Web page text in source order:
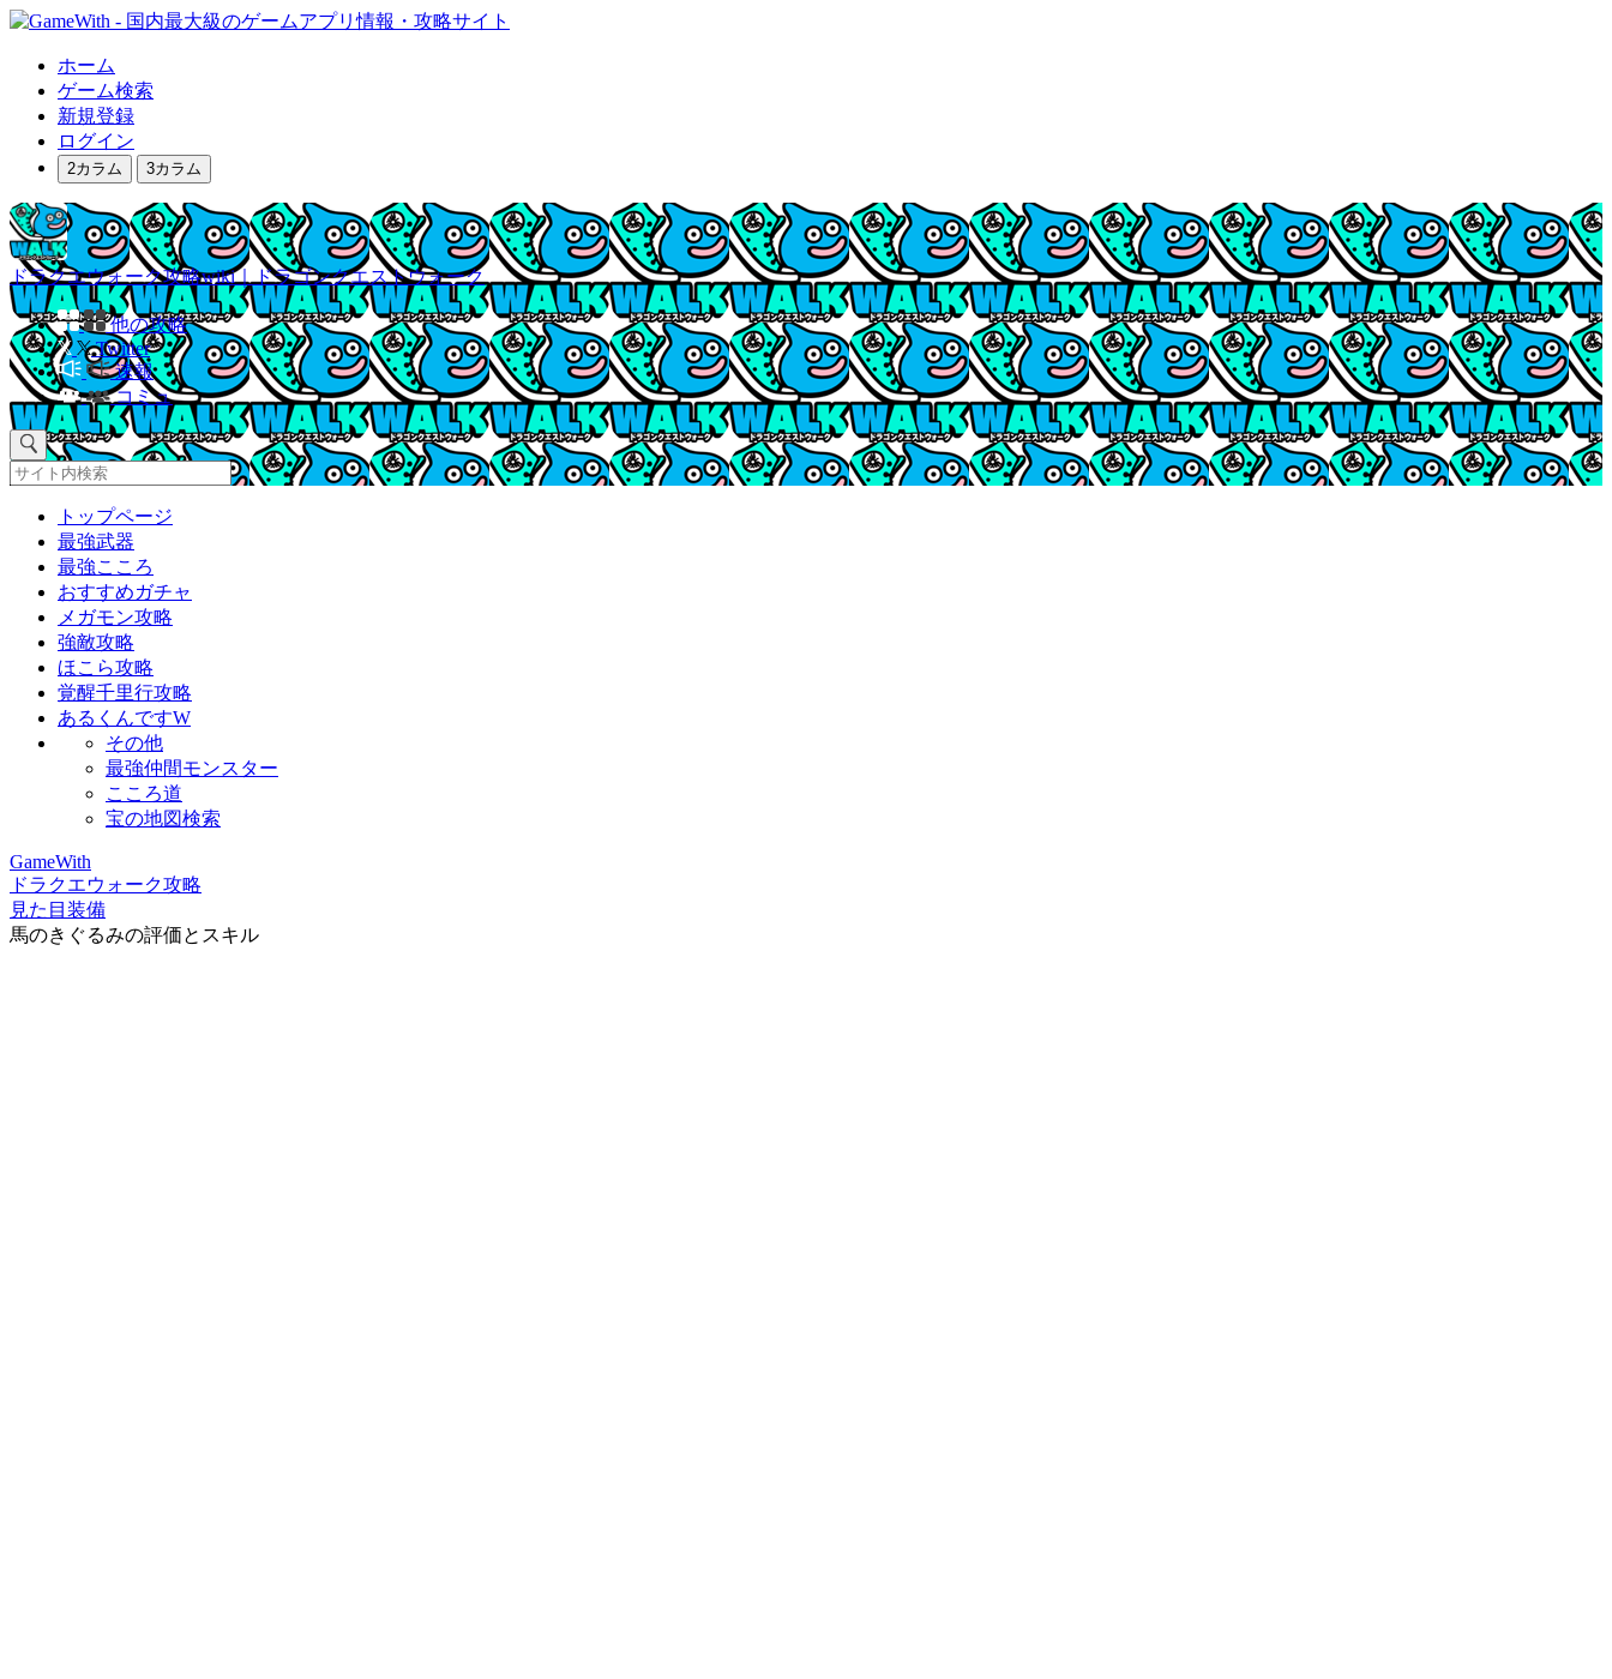
ホーム
ゲーム検索
新規登録
ログイン
2カラム 3カラム
ドラクエウォーク攻略wiki｜ドラゴンクエストウォーク
他の攻略
Twitter
速報
コミュ
トップページ
最強武器
最強こころ
おすすめガチャ
メガモン攻略
強敵攻略
ほこら攻略
覚醒千里行攻略
あるくんですW
その他
最強仲間モンスター
こころ道
宝の地図検索
GameWith
ドラクエウォーク攻略
見た目装備
馬のきぐるみの評価とスキル